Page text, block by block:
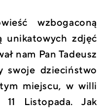
wzbogaconą
unikatowych zdjęć
nam Pan Tadeusz
swoje dzieciństwo
miejscu, w willi
Listopada. Jak